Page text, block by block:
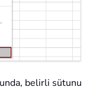
belirli sütunu